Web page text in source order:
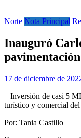
Norte Nota Principal
Inauguró
17 de diciembre de
– Inversión de casi 5
turístico y comercial del
Por: Tania Castillo